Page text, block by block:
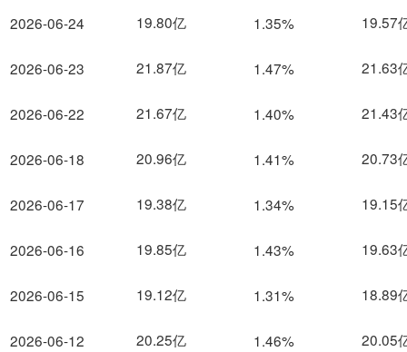
2026-06-24
2026-06-23
2026-06-22
2026-06-18
2026-06-17
2026-06-16
2026-06-15
2026-06-12
19.80亿 1.35% 19.57
21.87亿 1.47% 21.63
21.67亿 1.40% 21.43
20.96亿 1.41% 20.73
19.38亿 1.34% 19.15
19.85亿 1.43% 19.63
19.12亿 1.31% 18.89
20.25亿 1.46% 20.05